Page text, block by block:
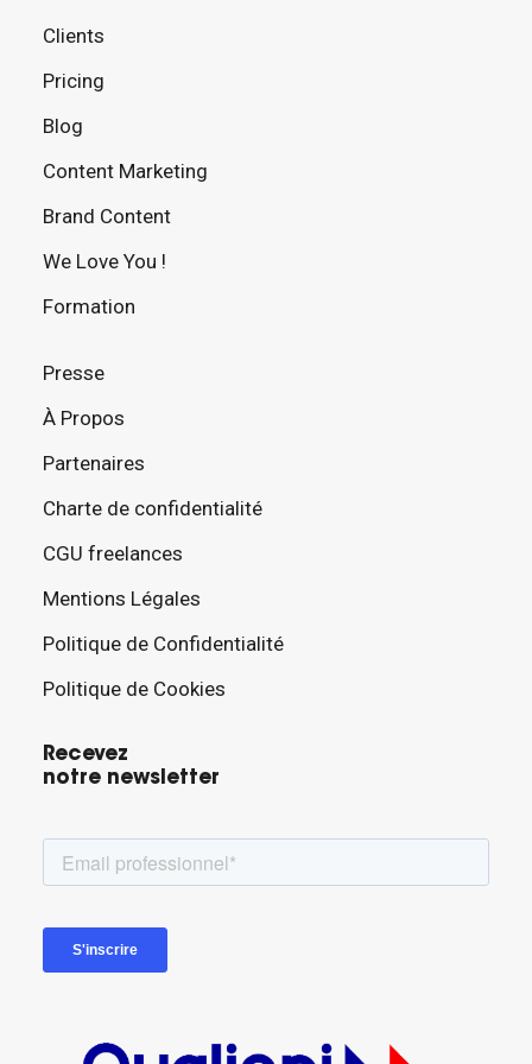
Clients
Pricing
Blog
Content Marketing
Brand Content
We Love You !
Formation
Presse
À Propos
Partenaires
Charte de confidentialité
CGU freelances
Mentions Légales
Politique de Confidentialité
Politique de Cookies
Recevez
notre newsletter